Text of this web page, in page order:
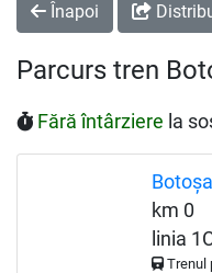
Înapoi
Parcurs tren
Fără întârziere la
km 0
linia
Trenul